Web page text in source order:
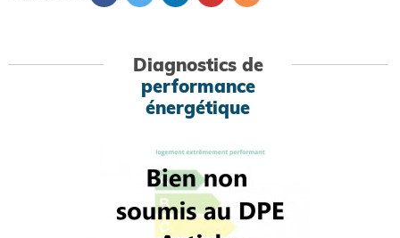
Diagnostics de
performance
énergétique